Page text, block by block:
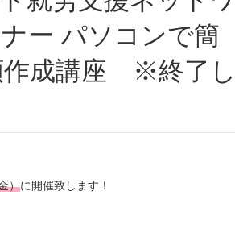
ー パソコンで簡
作成講座 ※終了
）に開催致します！